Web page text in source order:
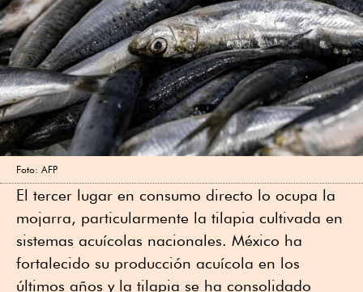
Foto: AFP
El tercer lugar en consumo directo lo ocupa la
mojarra, particularmente la tilapia cultivada en
sistemas acuícolas nacionales. México ha
fortalecido su producción acuícola en los
últimos años y la tilapia se ha consolidado